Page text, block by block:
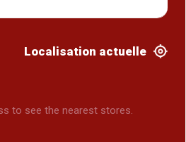
Localisation actuelle
to see the nearest stores.